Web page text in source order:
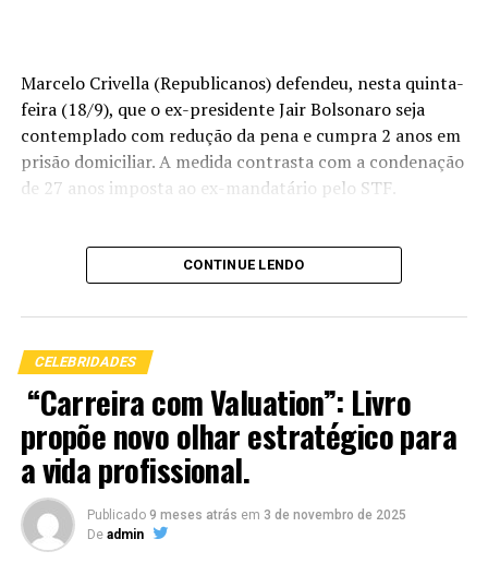
Marcelo Crivella (Republicanos) defendeu, nesta quinta-
feira (18/9), que o ex-presidente Jair Bolsonaro seja
contemplado com redução da pena e cumpra 2 anos em
prisão domiciliar. A medida contrasta com a condenação
de 27 anos imposta ao ex-mandatário pelo STF.
Condenar um homem de 70 anos a 27 de prisão é
Questionou Marcelo Crivella em entrevista à coluna. O
parlamentar disse ser favorável a uma anistia “ampla,
geral e irrestrita” que inocentasse Bolsonaro e outros
condenados, mas que essa possibilidade é inviável por
ser rejeitada por lideranças do centrão.
CONTINUE LENDO
CELEBRIDADES
“Carreira com Valuation”: Livro
propõe novo olhar estratégico para
a vida profissional.
Publicado 9 meses atrás em 3 de novembro de 2025
De admin